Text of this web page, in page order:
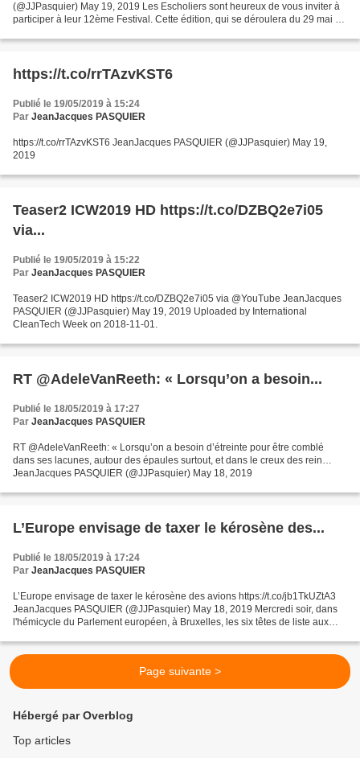
(@JJPasquier) May 19, 2019 Les Escholiers sont heureux de vous inviter à
participer à leur 12ème Festival. Cette édition, qui se déroulera du 29 mai au
https://t.co/rrTAzvKST6
Publié le 19/05/2019 à 15:24
Par JeanJacques PASQUIER
https://t.co/rrTAzvKST6 JeanJacques PASQUIER (@JJPasquier) May 19,
2019
Teaser2 ICW2019 HD https://t.co/DZBQ2e7i05
via...
Publié le 19/05/2019 à 15:22
Par JeanJacques PASQUIER
Teaser2 ICW2019 HD https://t.co/DZBQ2e7i05 via @YouTube JeanJacques
PASQUIER (@JJPasquier) May 19, 2019 Uploaded by International
CleanTech Week on 2018-11-01.
RT @AdeleVanReeth: « Lorsqu’on a besoin...
Publié le 18/05/2019 à 17:27
Par JeanJacques PASQUIER
RT @AdeleVanReeth: « Lorsqu’on a besoin d’étreinte pour être comblé
dans ses lacunes, autour des épaules surtout, et dans le creux des rein…
JeanJacques PASQUIER (@JJPasquier) May 18, 2019
L’Europe envisage de taxer le kérosène des...
Publié le 18/05/2019 à 17:24
Par JeanJacques PASQUIER
L’Europe envisage de taxer le kérosène des avions https://t.co/jb1TkUZtA3
JeanJacques PASQUIER (@JJPasquier) May 18, 2019 Mercredi soir, dans
l'hémicycle du Parlement européen, à Bruxelles, les six têtes de liste aux
Page suivante >
Hébergé par Overblog
Top articles